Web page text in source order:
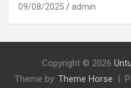
09/08/2025 admin
Copyright © 2026
Theme by: Theme Horse